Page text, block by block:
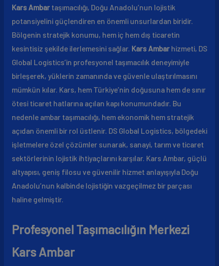
Kars Ambartaşımacılığı, Doğu Anadolu’nun lojistik
potansiyelini güçlendiren en önemli unsurlardan biridir.
Bölgenin stratejik konumu, hem iç hem dış ticaretin
kesintisiz şekilde ilerlemesini sağlar. Kars Ambarhizmeti, DS
Global Logistics’in profesyonel taşımacılık deneyimiyle
birleşerek, yüklerin zamanında ve güvenle ulaştırılmasını
mümkün kılar. Kars, hem Türkiye’nin doğusuna hem de sınır
ötesi ticaret hatlarına açılan kapı konumundadır. Bu
nedenle ambar taşımacılığı, hem ekonomik hem stratejik
açıdan önemli bir rol üstlenir. DS Global Logistics, bölgedeki
işletmelere özel çözümler sunarak, sanayi, tarım ve ticaret
sektörlerinin lojistik ihtiyaçlarını karşılar. Kars Ambar, güçlü
altyapısı, geniş filosu ve güvenilir hizmet anlayışıyla Doğu
Anadolu’nun kalbinde lojistiğin vazgeçilmez bir parçası
haline gelmiştir.
Profesyonel Taşımacılığın Merkezi
Kars Ambar